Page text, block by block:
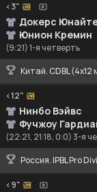
<3"
Докерс
Юнион Кремин
(9:21) 1-я четверть
Китай. CDBL (4x12
<12"
Нинбо Вэйвс
Фучжоу
(22:21, 21:18, 0:0) 3-я
Россия. IPBL Pro
<9"